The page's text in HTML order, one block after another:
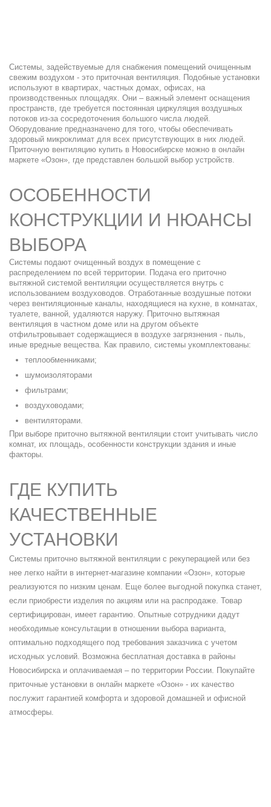
Системы, задействуемые для снабжения помещений очищенным
свежим воздухом - это приточная вентиляция. Подобные установки
используют в квартирах, частных домах, офисах, на
производственных площадях. Они – важный элемент оснащения
пространств, где требуется постоянная циркуляция воздушных
потоков из-за сосредоточения большого числа людей.
Оборудование предназначено для того, чтобы обеспечивать
здоровый микроклимат для всех присутствующих в них людей.
Приточную вентиляцию купить в Новосибирске можно в онлайн
маркете «Озон», где представлен большой выбор устройств.
ОСОБЕННОСТИ
КОНСТРУКЦИИ И НЮАНСЫ
ВЫБОРА
Системы подают очищенный воздух в помещение с
распределением по всей территории. Подача его приточно
вытяжной системой вентиляции осуществляется внутрь с
использованием воздуховодов. Отработанные воздушные потоки
через вентиляционные каналы, находящиеся на кухне, в комнатах,
туалете, ванной, удаляются наружу. Приточно вытяжная
вентиляция в частном доме или на другом объекте
отфильтровывает содержащиеся в воздухе загрязнения - пыль,
иные вредные вещества. Как правило, системы укомплектованы:
теплообменниками;
шумоизоляторами
фильтрами;
воздуховодами;
вентиляторами.
При выборе приточно вытяжной вентиляции стоит учитывать число
комнат, их площадь, особенности конструкции здания и иные
факторы.
ГДЕ КУПИТЬ
КАЧЕСТВЕННЫЕ
УСТАНОВКИ
Системы приточно вытяжной вентиляции с рекуперацией или без
нее легко найти в интернет-магазине компании «Озон», которые
реализуются по низким ценам. Еще более выгодной покупка станет,
если приобрести изделия по акциям или на распродаже. Товар
сертифицирован, имеет гарантию. Опытные сотрудники дадут
необходимые консультации в отношении выбора варианта,
оптимально подходящего под требования заказчика с учетом
исходных условий. Возможна бесплатная доставка в районы
Новосибирска и оплачиваемая – по территории России. Покупайте
приточные установки в онлайн маркете «Озон» - их качество
послужит гарантией комфорта и здоровой домашней и офисной
атмосферы.